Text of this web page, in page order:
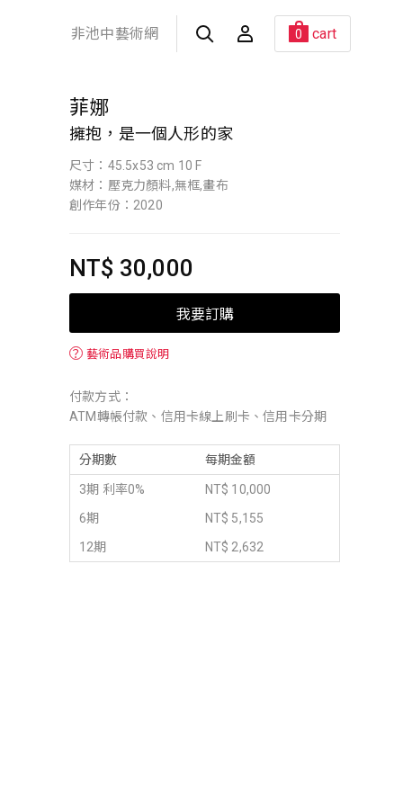
非池中藝術網 0 cart
菲娜
擁抱，是一個人形的家
尺寸：45.5x53 cm 10 F
媒材：壓克力顏料,無框,畫布
創作年份：2020
NT$ 30,000
我要訂購
？ 藝術品購買說明
付款方式：
ATM轉帳付款、信用卡線上刷卡、信用卡分期
分期數 每期金額
3期 利率0%
NT$ 10,000
6期
NT$ 5,155
12期
NT$ 2,632